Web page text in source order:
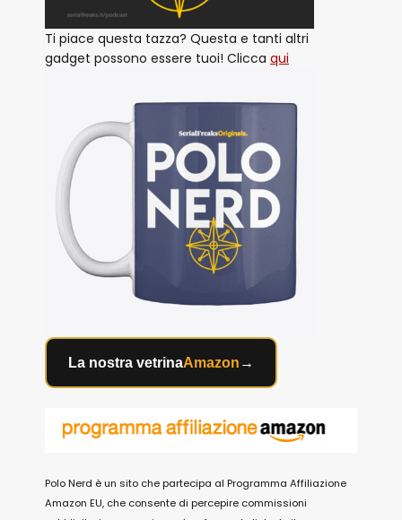
Ti piace questa tazza? Questa e tanti altri
gadget possono essere tuoi! Clicca qui
La nostra vetrinaAmazon →
Polo Nerd è un sito che partecipa al Programma Affiliazione
Amazon EU, che consente di percepire commissioni